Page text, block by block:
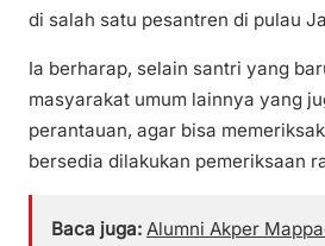
di salah satu pesantren di pulau
Ia berharap, selain santri yang
masyarakat umum lainnya yang
perantauan, agar bisa
bersedia dilakukan pemeriksaan
Baca juga: Alumni Akper